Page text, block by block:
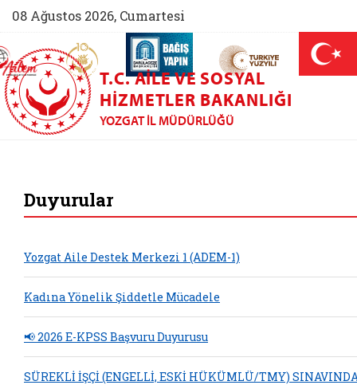
08 Ağustos 2026, Cumartesi
(yeni sekmede açılır)
AİLEM İletişim Merkezi (yeni sekmede açılır)
Aile ve Nüfus On Yılı (yeni sekmede açılır)
Darülaceze bağış sayfası (yeni
T.C. AILE VE SOSYAL
HIZMETLER BAKANLIĞI
YOZGAT İL MÜDÜRLÜĞÜ
Duyurular
Yozgat Aile Destek Merkezi 1 (ADEM-1)
Kadına Yönelik Şiddetle Mücadele
📢 2026 E-KPSS Başvuru Duyurusu
SÜREKLİ İŞÇİ (ENGELLİ, ESKİ HÜKÜMLÜ/TMY)